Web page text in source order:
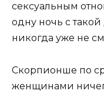
сексуальным
одну ночь с
никогда уже не
Скорпионше по
женщинами